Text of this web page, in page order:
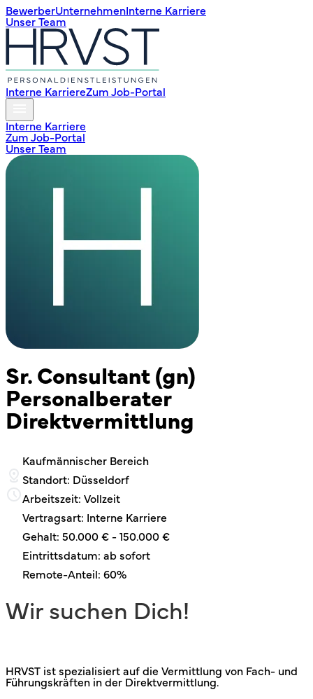
BewerberUnternehmen Interne Karriere
Unser Team
Interne KarriereZum Job-Portal
Interne Karriere
Zum Job-Portal
Unser Team
Sr. Consultant (gn)
Personalberater
Direktvermittlung
Kaufmännischer Bereich
Standort: Düsseldorf
Arbeitszeit: Vollzeit
Vertragsart: Interne Karriere
Gehalt: 50.000 € - 150.000 €
Eintrittsdatum: ab sofort
Remote-Anteil: 60%
Wir suchen Dich!
HRVST ist spezialisiert auf die Vermittlung von Fach- und
Führungskräften in der Direktvermittlung.